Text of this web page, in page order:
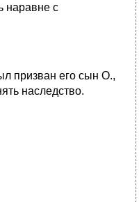
наравне с
призван его сын О.,
наследство.